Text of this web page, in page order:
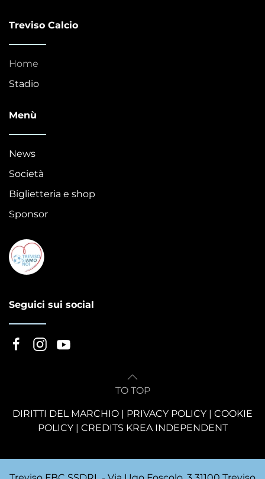
Treviso Calcio
Home
Stadio
Menù
News
Società
Biglietteria e shop
Sponsor
Seguici sui social
TO TOP
DIRITTI DEL MARCHIO | PRIVACY POLICY | COOKIE
POLICY| CREDITS KREA INDEPENDENT